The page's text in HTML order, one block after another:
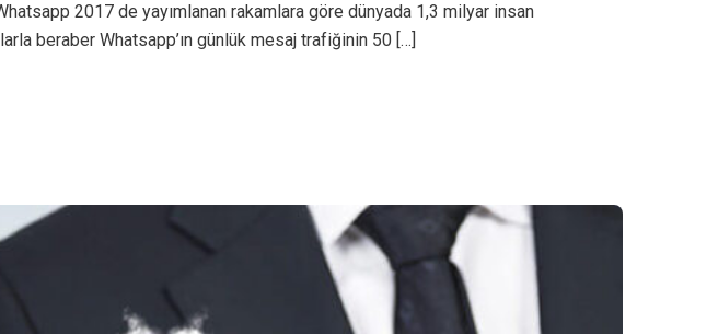
2017 de yayımlanan rakamlara göre dünyada 1,3 milyar insan
beraber Whatsapp’ın günlük mesaj trafiğinin 50 […]